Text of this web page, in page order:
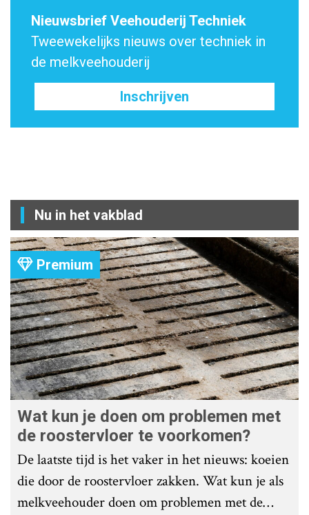
Nieuwsbrief Veehouderij Techniek
Tweewekelijks nieuws over techniek in
de melkveehouderij
Inschrijven
Nu in het vakblad
Premium
Wat kun je doen om problemen met
de roostervloer te voorkomen?
De laatste tijd is het vaker in het nieuws: koeien
die door de roostervloer zakken. Wat kun je als
melkveehouder doen om problemen met de